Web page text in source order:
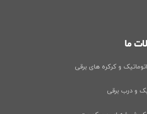
ما
و کرکره های برقی
و درب برقی